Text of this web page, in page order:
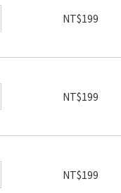
NT$199
NT$199
NT$199